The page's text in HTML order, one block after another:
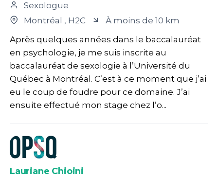
Sexologue
Montréal , H2C
À moins de 10 km
Après quelques années dans le baccalauréat
en psychologie, je me suis inscrite au
baccalauréat de sexologie à l’Université du
Québec à Montréal. C’est à ce moment que j’ai
eu le coup de foudre pour ce domaine. J’ai
ensuite effectué mon stage chez l’o...
Lauriane Chioini